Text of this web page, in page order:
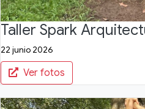
Taller Spark
22 junio 2026
Ver fotos